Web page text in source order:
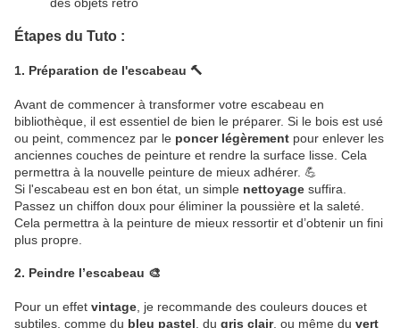
Étapes du Tuto :
1. Préparation de l'escabeau 🔨
Avant de commencer à transformer votre escabeau en
bibliothèque, il est essentiel de bien le préparer. Si le bois est usé
ou peint, commencez par le poncer légèrement pour enlever les
anciennes couches de peinture et rendre la surface lisse. Cela
permettra à la nouvelle peinture de mieux adhérer. 💪
Si l'escabeau est en bon état, un simple nettoyage suffira.
Passez un chiffon doux pour éliminer la poussière et la saleté.
Cela permettra à la peinture de mieux ressortir et d’obtenir un fini
plus propre.
2. Peindre l’escabeau 🎨
Pour un effet vintage , je recommande des couleurs douces et
subtiles, comme du bleu pastel , du gris clair, ou même du vert